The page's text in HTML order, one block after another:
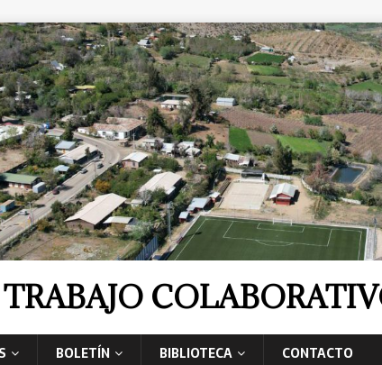
TRABAJO
BOLETÍN BIBLIOTECA CONTACTO